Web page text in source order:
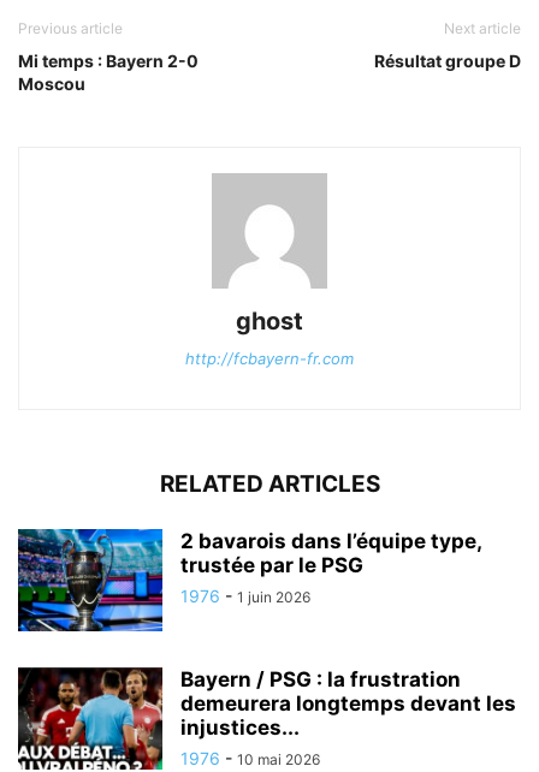
Previous article
Mi temps : Bayern 2-0
Moscou
Next article
Résultat groupe D
ghost
http://fcbayern-fr.com
RELATED ARTICLES
2 bavarois dans l’équipe type,
trustée par le PSG
1976 - 1 juin 2026
Bayern / PSG : la frustration
demeurera longtemps devant les
injustices...
1976 - 10 mai 2026